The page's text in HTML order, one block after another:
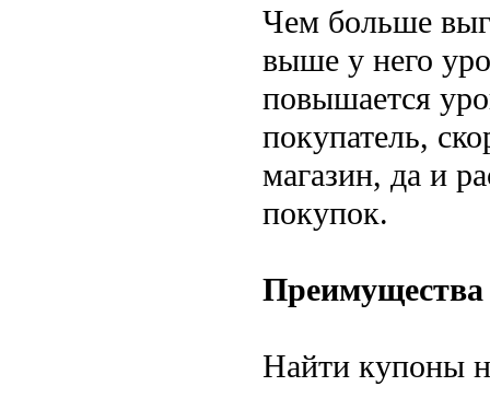
Чем больше
выше у него
повышается
покупатель,
магазин, да и
покупок.
Преимущества
Найти купоны